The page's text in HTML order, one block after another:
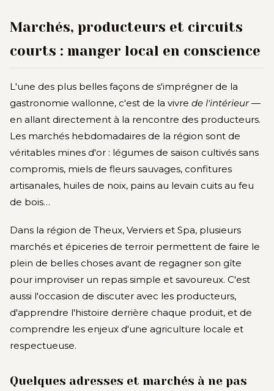
Marchés, producteurs et circuits
courts : manger local en conscience
L'une des plus belles façons de s'imprégner de la
gastronomie wallonne, c'est de la vivre de l'intérieur—
en allant directement à la rencontre des producteurs.
Les marchés hebdomadaires de la région sont de
véritables mines d'or : légumes de saison cultivés sans
compromis, miels de fleurs sauvages, confitures
artisanales, huiles de noix, pains au levain cuits au feu
de bois…
Dans la région de Theux, Verviers et Spa, plusieurs
marchés et épiceries de terroir permettent de faire le
plein de belles choses avant de regagner son gîte
pour improviser un repas simple et savoureux. C'est
aussi l'occasion de discuter avec les producteurs,
d'apprendre l'histoire derrière chaque produit, et de
comprendre les enjeux d'une agriculture locale et
respectueuse.
Quelques adresses et marchés à ne pas